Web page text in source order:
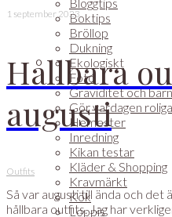
Boktips
Bröllop
Dukning
Ekologiskt
Foto
Graviditet och barn
Gör vardagen
Hemester
Inredning
Kikan testar
Kläder & Shopping
Kravmärkt
Kök
Loppis
1 september 2023
Hållbara
augusti
Outfits
Så var augusti till ända och det
hållbara outfits. Jag har